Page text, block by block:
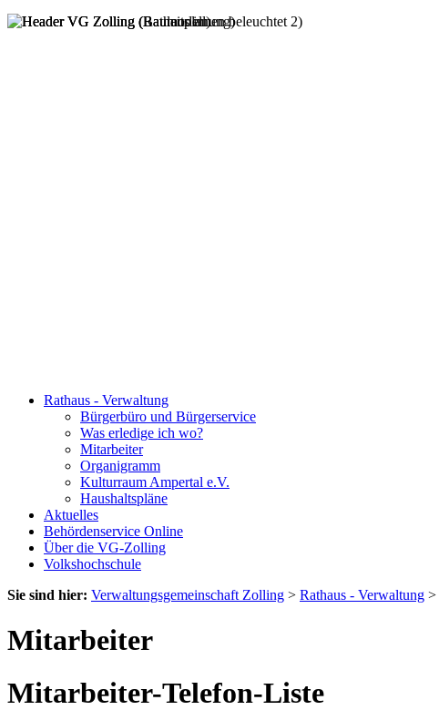
Rathaus - Verwaltung
Bürgerbüro und Bürgerservice
Was erledige ich wo?
Mitarbeiter
Organigramm
Kulturraum Ampertal e.V.
Haushaltspläne
Aktuelles
Behördenservice Online
Über die VG-Zolling
Volkshochschule
Sie sind hier: Verwaltungsgemeinschaft Zolling > Rathaus - Verwaltung >
Mitarbeiter
Mitarbeiter-Telefon-Liste